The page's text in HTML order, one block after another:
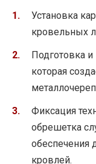
Установка
кровельных
Подготовка
которая
Фиксация
обрешетка
обеспечения
кровлей.